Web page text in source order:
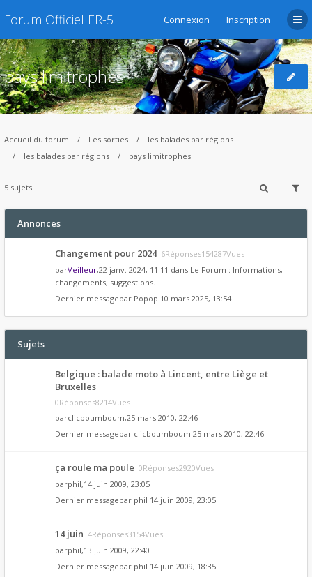
Forum Officiel ER-5 Connexion Inscription
pays limitrophes
Accueil du forum Les sorties
les balades par régions
les balades par régions
pays limitrophes
5 sujets
Annonces
Changement pour 2024 6Réponses154287Vues
parVeilleur,22 janv. 2024, 11:11 dans Le Forum : Informations,
changements, suggestions.
Dernier messagepar Popop 10 mars 2025, 13:54
Sujets
Belgique : balade moto à Lincent, entre Liège et
Bruxelles
0Réponses8214Vues
parclicboumboum,25 mars 2010, 22:46
Dernier messagepar clicboumboum 25 mars 2010, 22:46
ça roule ma poule 0Réponses2920Vues
parphil,14 juin 2009, 23:05
Dernier messagepar phil 14 juin 2009, 23:05
14 juin 4Réponses3154Vues
parphil,13 juin 2009, 22:40
Dernier messagepar phil 14 juin 2009, 18:35